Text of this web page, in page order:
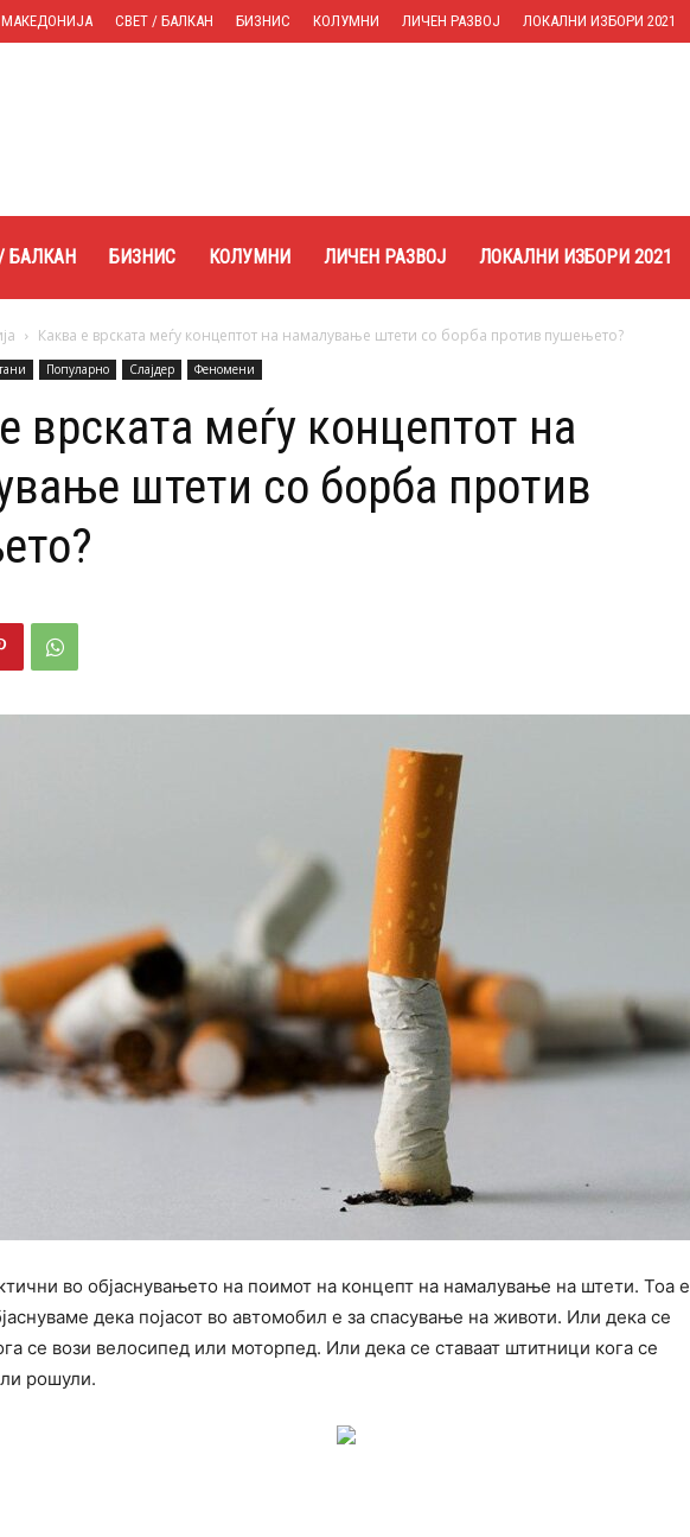
МАКЕДОНИЈА СВЕТ / БАЛКАН БИЗНИС КОЛУМНИ ЛИЧЕН РАЗВОЈ ЛОКАЛНИ ИЗБОРИ 2021
БАЛКАН БИЗНИС КОЛУМНИ ЛИЧЕН РАЗВОЈ ЛОКАЛНИ ИЗБОРИ 2021
Каква е врската меѓу концептот на намалување штети со борба против пушењето?
Популарно Слајдер Феномени
врската меѓу концептот на
штети со борба против
во објаснувањето на поимот на концепт на намалување на штети. Тоа е
дека појасот во автомобил е за спасување на животи. Или дека се
се вози велосипед или моторпед. Или дека се ставаат штитници кога се
рошули.